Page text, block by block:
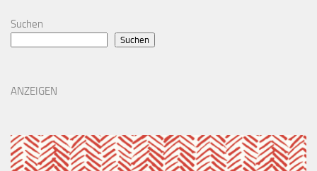
Suchen
Suchen
ANZEIGEN